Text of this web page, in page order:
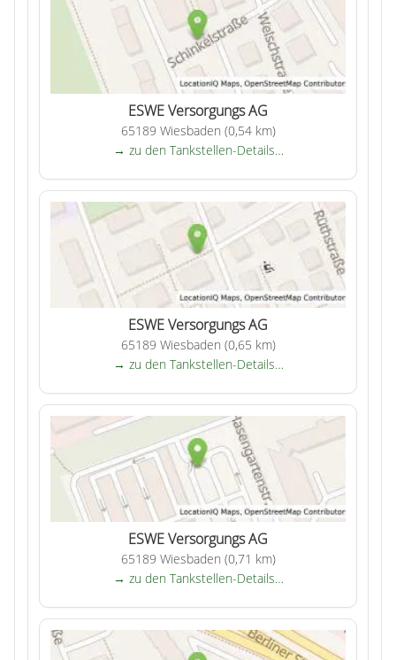
ESWE Versorgungs AG
65189 Wiesbaden (0,54 km)
→ zu den Tankstellen-Details…
ESWE Versorgungs AG
65189 Wiesbaden (0,65 km)
→ zu den Tankstellen-Details…
ESWE Versorgungs AG
65189 Wiesbaden (0,71 km)
→ zu den Tankstellen-Details…